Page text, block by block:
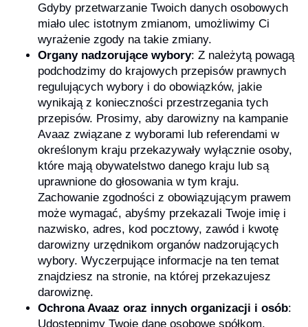
Gdyby przetwarzanie Twoich danych osobowych
miało ulec istotnym zmianom, umożliwimy Ci
wyrażenie zgody na takie zmiany.
Organy nadzorujące wybory: Z należytą powagą
podchodzimy do krajowych przepisów prawnych
regulujących wybory i do obowiązków, jakie
wynikają z konieczności przestrzegania tych
przepisów. Prosimy, aby darowizny na kampanie
Avaaz związane z wyborami lub referendami w
określonym kraju przekazywały wyłącznie osoby,
które mają obywatelstwo danego kraju lub są
uprawnione do głosowania w tym kraju.
Zachowanie zgodności z obowiązującym prawem
może wymagać, abyśmy przekazali Twoje imię i
nazwisko, adres, kod pocztowy, zawód i kwotę
darowizny urzędnikom organów nadzorujących
wybory. Wyczerpujące informacje na ten temat
znajdziesz na stronie, na której przekazujesz
darowiznę.
Ochrona Avaaz oraz innych organizacji i osób:
Udostępnimy Twoje dane osobowe spółkom,